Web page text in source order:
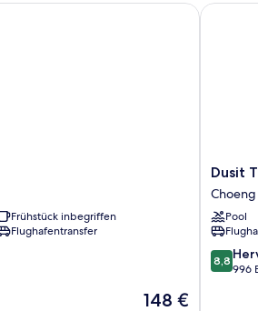
Frühstück inbegriffen
Flughafentransfer
Der
148 €
Dusit
Thani
Laguna
Phuket
Choeng
Thale
Dusit
Pool
8.8
von
8,8
996
Dusit